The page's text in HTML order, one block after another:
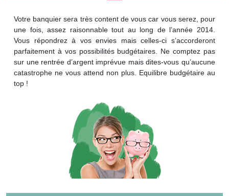
Votre banquier sera très content de vous car vous serez, pour
une fois, assez raisonnable tout au long de l’année 2014.
Vous répondrez à vos envies mais celles-ci s’accorderont
parfaitement à vos possibilités budgétaires. Ne comptez pas
sur une rentrée d’argent imprévue mais dites-vous qu’aucune
catastrophe ne vous attend non plus. Equilibre budgétaire au
top !